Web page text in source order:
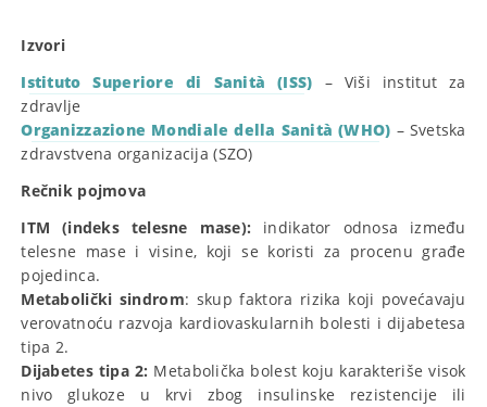
Izvori
Istituto Superiore di Sanità (ISS) – Viši institut za
zdravlje
Organizzazione Mondiale della Sanità (WHO) – Svetska
zdravstvena organizacija (SZO)
Rečnik pojmova
ITM (indeks telesne mase): indikator odnosa između
telesne mase i visine, koji se koristi za procenu građe
pojedinca.
Metabolički sindrom: skup faktora rizika koji povećavaju
verovatnoću razvoja kardiovaskularnih bolesti i dijabetesa
tipa 2.
Dijabetes tipa 2: Metabolička bolest koju karakteriše visok
nivo glukoze u krvi zbog insulinske rezistencije ili